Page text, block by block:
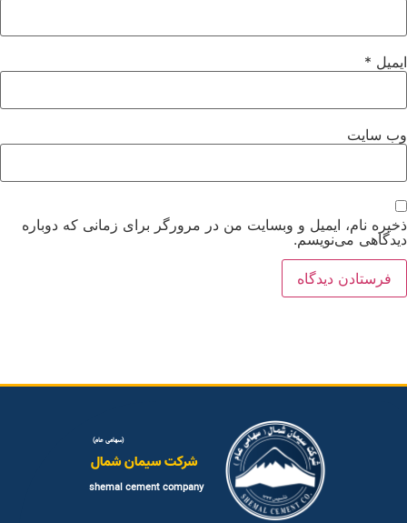
ایمیل *
وب‌ سایت
ذخیره نام، ایمیل و وبسایت من در مرورگر برای زمانی که دوباره
دیدگاهی می‌نویسم.
(سهامی عام)
شرکت سیمان شمال
shemal cement company